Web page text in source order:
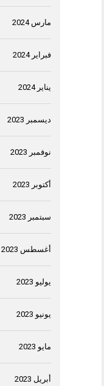
مارس 2024
فبراير 2024
يناير 2024
ديسمبر 2023
نوفمبر 2023
أكتوبر 2023
سبتمبر 2023
أغسطس 2023
يوليو 2023
يونيو 2023
مايو 2023
أبريل 2023